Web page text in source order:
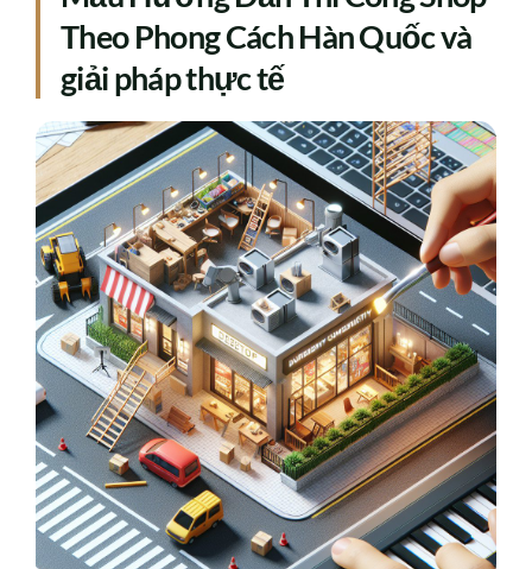
Theo Phong Cách Hàn Quốc và
giải pháp thực tế